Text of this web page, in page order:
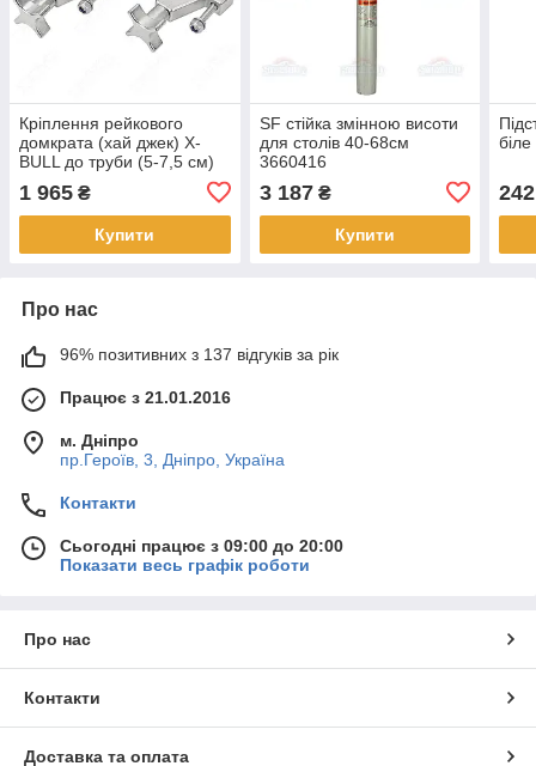
Кріплення рейкового
домкрата (хай джек) X-
BULL до труби (5-7,5 см)
1 965 ₴
Купити
SF стійка змінною висоти
для столів 40-68см
3660416
3 187₴
Купити
242
Про нас
96% позитивних з 137 відгуків за рік
Працює з 21.01.2016
м. Дніпро
пр.Героїв, 3, Дніпро, Україна
Контакти
Сьогодні працює з 09:00 до 20:00
Показати весь графік роботи
Про нас
Контакти
Доставка та оплата